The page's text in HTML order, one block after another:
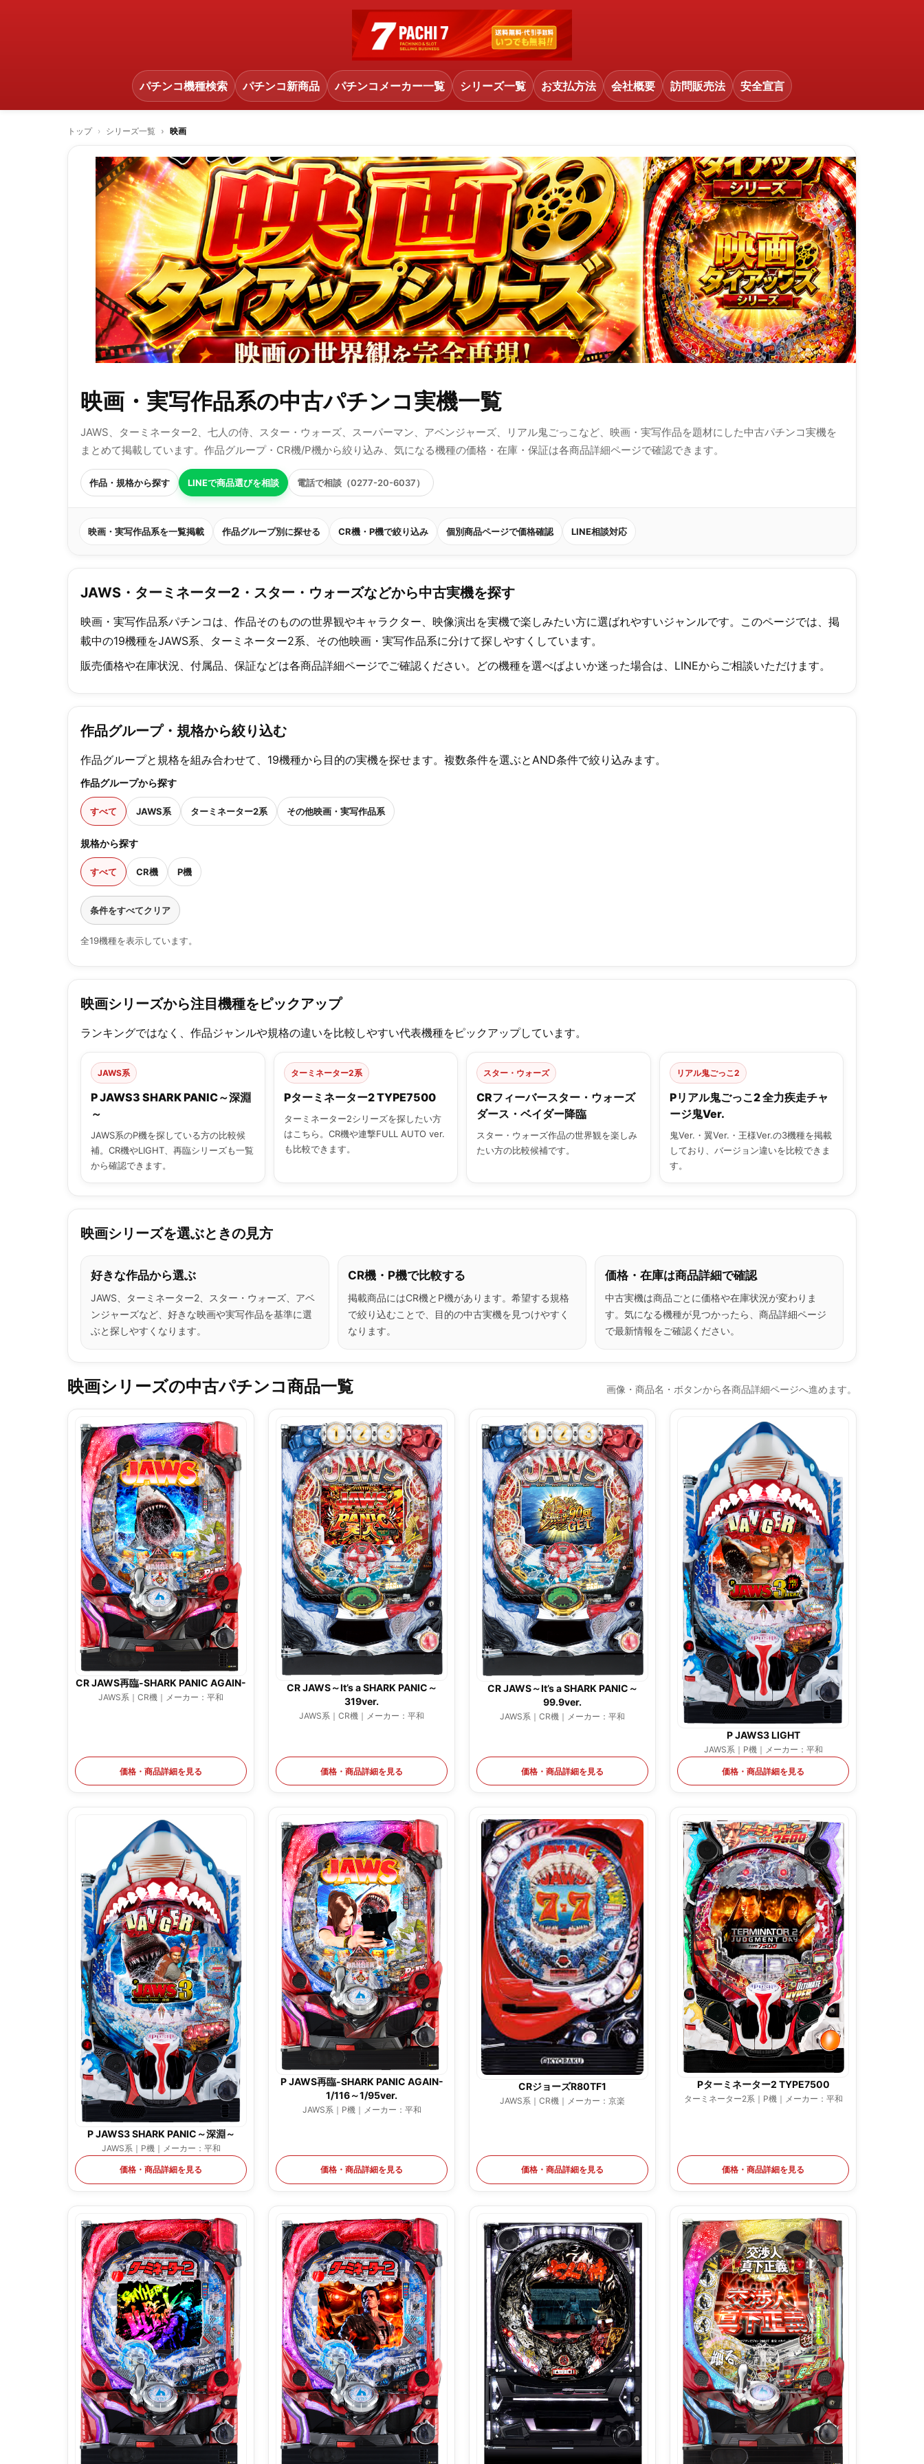
パチンコ機種検索 パチンコ新商品 パチンコメーカー一覧 シリーズ一覧 お支払方法 会社概要 訪問販売法 安全宣言
トップ シリーズ一覧 映画
映画・実写作品系の中古パチンコ実機一覧
JAWS、ターミネーター2、七人の侍、スター・ウォーズ、スーパーマン、アベンジャーズ、リアル鬼ごっこなど、映画・実写作品を題材にした中古パチンコ実機を
まとめて掲載しています。作品グループ・CR機/P機から絞り込み、気になる機種の価格・在庫・保証は各商品詳細ページで確認できます。
作品・規格から探す LINEで商品選びを相談 電話で相談（0277-20-6037）
映画・実写作品系を一覧掲載 作品グループ別に探せる CR機・P機で絞り込み 個別商品ページで価格確認 LINE相談対応
JAWS・ターミネーター2・スター・ウォーズなどから中古実機を探す
映画・実写作品系パチンコは、作品そのものの世界観やキャラクター、映像演出を実機で楽しみたい方に選ばれやすいジャンルです。このページでは、掲
載中の19機種をJAWS系、ターミネーター2系、その他映画・実写作品系に分けて探しやすくしています。
販売価格や在庫状況、付属品、保証などは各商品詳細ページでご確認ください。どの機種を選べばよいか迷った場合は、LINEからご相談いただけます。
作品グループ・規格から絞り込む
作品グループと規格を組み合わせて、19機種から目的の実機を探せます。複数条件を選ぶとAND条件で絞り込みます。
作品グループから探す
すべて JAWS系 ターミネーター2系 その他映画・実写作品系
規格から探す
すべて CR機 P機
条件をすべてクリア
全19機種を表示しています。
映画シリーズから注目機種をピックアップ
ランキングではなく、作品ジャンルや規格の違いを比較しやすい代表機種をピックアップしています。
JAWS系
P JAWS3 SHARK PANIC～深淵
～
JAWS系のP機を探している方の比較候
補。CR機やLIGHT、再臨シリーズも一覧
から確認できます。
ターミネーター2系
Pターミネーター2 TYPE7500
ターミネーター2シリーズを探したい方
はこちら。CR機や連撃FULL AUTO ver.
も比較できます。
スター・ウォーズ
CRフィーバースター・ウォーズ
ダース・ベイダー降臨
スター・ウォーズ作品の世界観を楽しみ
たい方の比較候補です。
リアル鬼ごっこ2
Pリアル鬼ごっこ2 全力疾走チャ
ージ鬼Ver.
鬼Ver.・翼Ver.・王様Ver.の3機種を掲載
しており、バージョン違いを比較できま
す。
映画シリーズを選ぶときの見方
好きな作品から選ぶ
JAWS、ターミネーター2、スター・ウォーズ、アベ
ンジャーズなど、好きな映画や実写作品を基準に選
ぶと探しやすくなります。
CR機・P機で比較する
掲載商品にはCR機とP機があります。希望する規格
で絞り込むことで、目的の中古実機を見つけやすく
なります。
価格・在庫は商品詳細で確認
中古実機は商品ごとに価格や在庫状況が変わりま
す。気になる機種が見つかったら、商品詳細ページ
で最新情報をご確認ください。
映画シリーズの中古パチンコ商品一覧 画像・商品名・ボタンから各商品詳細ページへ進めます。
CR JAWS再臨-SHARK PANIC AGAIN-
JAWS系｜CR機｜メーカー：平和
価格・商品詳細を見る
CR JAWS～It’s a SHARK PANIC～
319ver.
JAWS系｜CR機｜メーカー：平和
価格・商品詳細を見る
CR JAWS～It’s a SHARK PANIC～
99.9ver.
JAWS系｜CR機｜メーカー：平和
価格・商品詳細を見る
P JAWS3 LIGHT
JAWS系｜P機｜メーカー：平和
価格・商品詳細を見る
P JAWS3 SHARK PANIC～深淵～
JAWS系｜P機｜メーカー：平和
価格・商品詳細を見る
P JAWS再臨-SHARK PANIC AGAIN-
1/116～1/95ver.
JAWS系｜P機｜メーカー：平和
価格・商品詳細を見る
CRジョーズR80TF1
JAWS系｜CR機｜メーカー：京楽
価格・商品詳細を見る
Pターミネーター2 TYPE7500
ターミネーター2系｜P機｜メーカー：平和
価格・商品詳細を見る